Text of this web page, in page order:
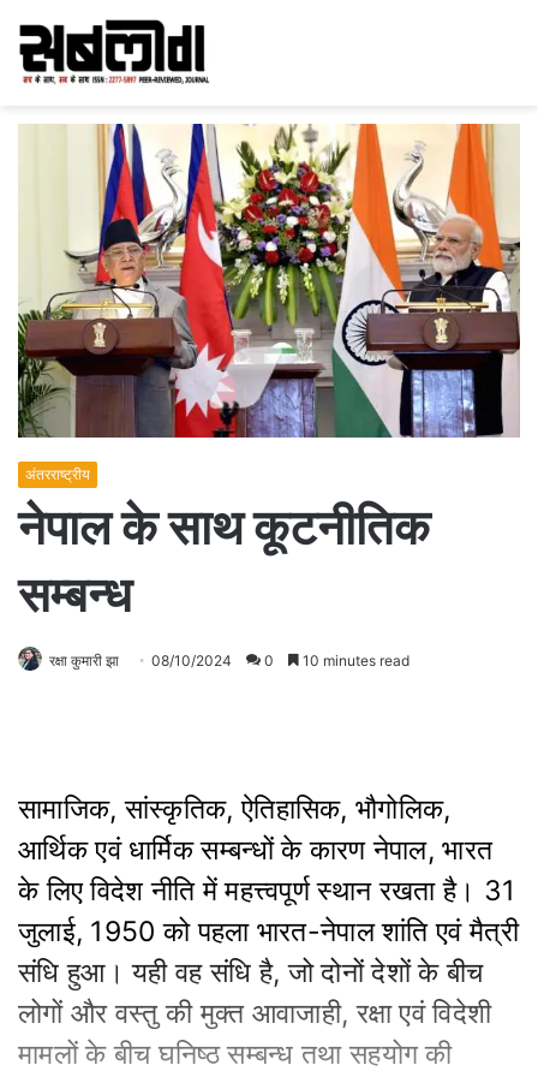
अंतरराष्ट्रीय
नेपाल के साथ कूटनीतिक
सम्बन्ध
रक्षा कुमारी झा 08/10/2024 0 10 minutes read
सामाजिक, सांस्कृतिक, ऐतिहासिक, भौगोलिक,
आर्थिक एवं धार्मिक सम्बन्धों के कारण नेपाल, भारत
के लिए विदेश नीति में महत्त्वपूर्ण स्थान रखता है। 31
जुलाई, 1950 को पहला भारत-नेपाल शांति एवं मैत्री
संधि हुआ। यही वह संधि है, जो दोनों देशों के बीच
लोगों और वस्तु की मुक्त आवाजाही, रक्षा एवं विदेशी
मामलों के बीच घनिष्ठ सम्बन्ध तथा सहयोग की